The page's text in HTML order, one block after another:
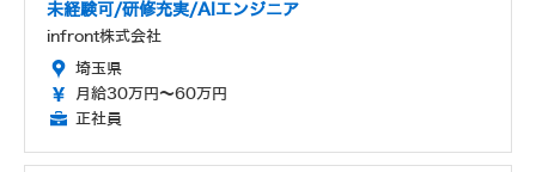
未経験可/研修充実/AIエンジニア
infront株式会社
埼玉県
月給30万円～60万円
正社員